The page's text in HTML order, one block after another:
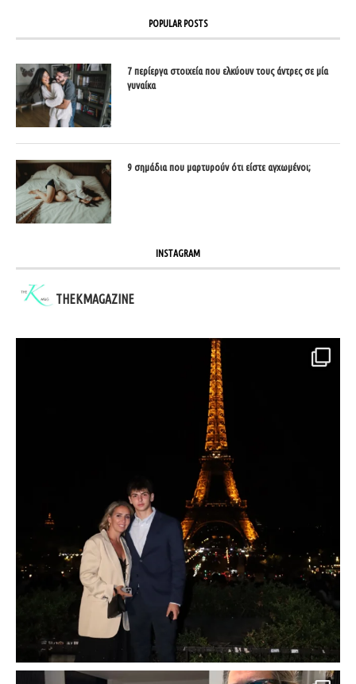
POPULAR POSTS
7 περίεργα στοιχεία που ελκύουν τους άντρες σε μία
γυναίκα
9 σημάδια που μαρτυρούν ότι είστε αγχωμένοι;
INSTAGRAM
THEKMAGAZINE